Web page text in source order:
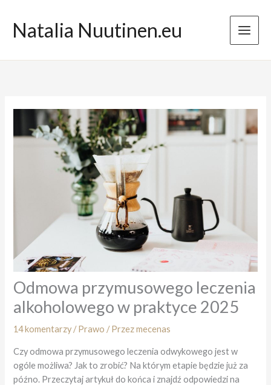
treściNatalia Nuutinen.eu
Odmowa przymusowego leczenia
alkoholowego w praktyce 2025
14 komentarzy /Prawo / Przezmecenas
Czy odmowa przymusowego leczenia odwykowego jest w
ogóle możliwa? Jak to zrobić? Na którym etapie będzie już za
późno. Przeczytaj artykuł do końca i znajdź odpowiedzi na